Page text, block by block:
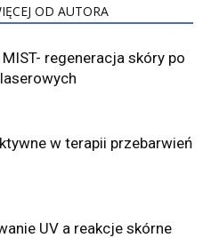
OD AUTORA
regeneracja skóry po
w terapii przebarwień
UV a reakcje skórne